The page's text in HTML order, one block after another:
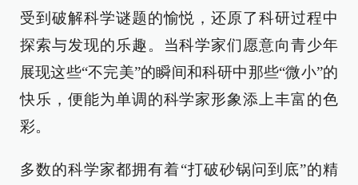
受到破解科学谜题的愉悦，还原了科研过程中
探索与发现的乐趣。当科学家们愿意向青少年
展现这些“不完美”的瞬间和科研中那些“微小”的
快乐，便能为单调的科学家形象添上丰富的色
彩。
多数的科学家都拥有着“打破砂锅问到底”的精